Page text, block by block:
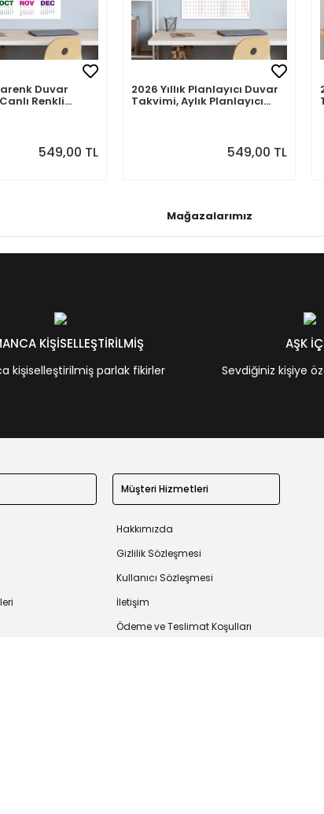
Duvar
Renkli
549,00 TL
2026 Yıllık Planlayıcı Duvar
Takvimi, Aylık Planlayıcı
549,00 TL
Mağazalarımız
KİŞİSELLEŞTİRİLMİŞ
kişiselleştirilmiş parlak fikirler
AŞK
Sevdiğiniz kişiye
Müşteri Hizmetleri
Hakkımızda
Gizlilik Sözleşmesi
Kullanıcı Sözleşmesi
İletişim
Ödeme ve Teslimat Koşulları